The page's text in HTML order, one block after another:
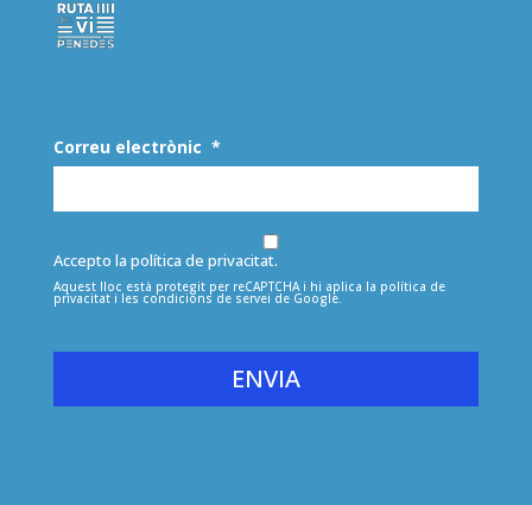
Correu electrònic *
Accepto la política de privacitat.
Aquest lloc està protegit per reCAPTCHA i hi aplica la política de
privacitati les condicions de servei de Google.